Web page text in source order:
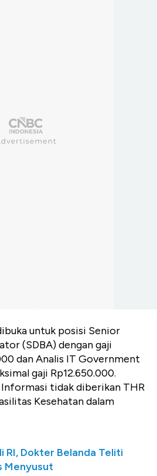
untuk posisi Senior
(SDBA) dengan gaji
dan Analis IT Government
gaji Rp12.650.000.
Informasi tidak diberikan THR
Kesehatan dalam
RI, Dokter Belanda Teliti
Menyusut